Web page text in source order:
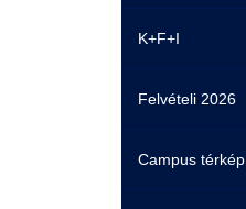
Hírek
Események
Videók
K+F+I
Felvételi 2026
Campus térkép